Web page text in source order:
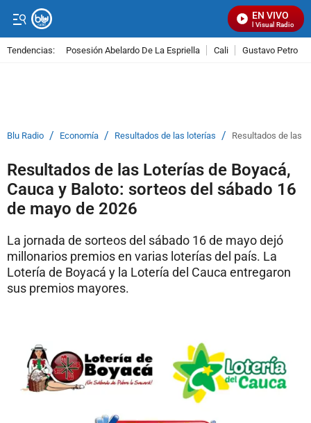
EN VIVO
Señal Visual Radio
Tendencias: Posesión Abelardo De La Espriella Cali Gustavo Petro
Blu Radio / Economía / Resultados de las loterías / Resultados de las
Resultados de las Loterías de Boyacá,
Cauca y Baloto: sorteos del sábado 16
de mayo de 2026
La jornada de sorteos del sábado 16 de mayo dejó
millonarios premios en varias loterías del país. La
Lotería de Boyacá y la Lotería del Cauca entregaron
sus premios mayores.